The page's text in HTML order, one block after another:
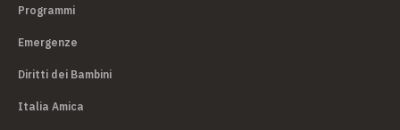
Programmi
Emergenze
Diritti dei Bambini
Italia Amica